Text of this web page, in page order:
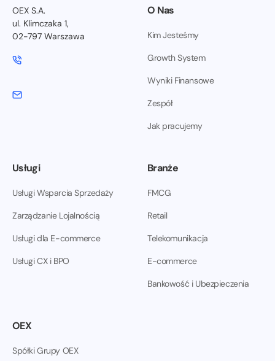
OEX S.A.
ul. Klimczaka 1,
02-797 Warszawa
O Nas
Kim Jesteśmy
Growth System
Wyniki Finansowe
Zespół
Jak pracujemy
Usługi
Usługi Wsparcia Sprzedaży
Zarządzanie Lojalnością
Usługi dla E-commerce
Usługi CX i BPO
Branże
FMCG
Retail
Telekomunikacja
E-commerce
Bankowość i Ubezpieczenia
OEX
Spółki Grupy OEX